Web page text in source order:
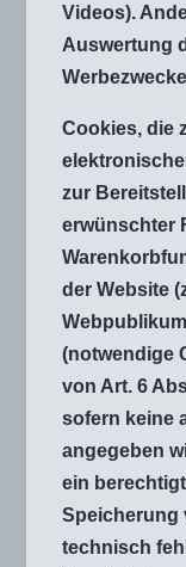
Videos).
Auswertung
Cookies, die
zur
erwünschter
der Website
(notwendige
von Art. 6
sofern keine
angegeben
ein
Speicherung
technisch